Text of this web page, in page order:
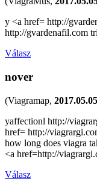
y <a href= http://
http://gvardenafil.com
Válasz
nover
(Viagramap, 2017.05.05
yaffectionl http://
href= http://
how long does viagra
<a href=http://
Válasz